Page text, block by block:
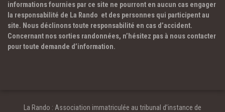
informations fournies par ce site ne pourront en aucun cas engager
la responsabilité de La Rando et des personnes qui participent au
site. Nous déclinons toute responsabilité en cas d’accident.
Concernant nos sorties randonnées, n’hésitez pas à nous contacter
pour toute demande d’information.
La Rando : Association immatriculée au tribunal d’instance de